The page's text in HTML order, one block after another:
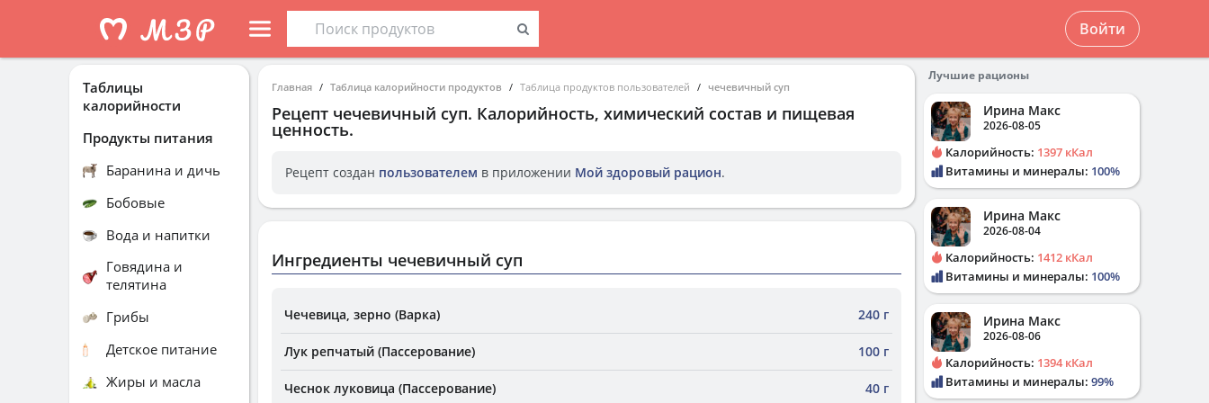
Войти
Главная Таблица калорийности продуктов Таблица продуктов пользователей чечевичный суп
Рецепт чечевичный суп. Калорийность, химический состав и пищевая
ценность.
Рецепт создан пользователем в приложении Мой здоровый рацион.
Ингредиенты чечевичный суп
Чечевица, зерно (Варка) 240 г
Лук репчатый (Пассерование) 100 г
Чеснок луковица (Пассерование) 40 г
Таблицы
калорийности
Продукты питания
Баранина и дичь
Бобовые
Вода и напитки
Говядина и
телятина
Грибы
Детское питание
Жиры и масла
Лучшие рационы
Ирина Макс
2026-08-05
Калорийность: 1397 кКал
Витамины и минералы: 100%
Ирина Макс
2026-08-04
Калорийность: 1412 кКал
Витамины и минералы: 100%
Ирина Макс
2026-08-06
Калорийность: 1394 кКал
Витамины и минералы: 99%